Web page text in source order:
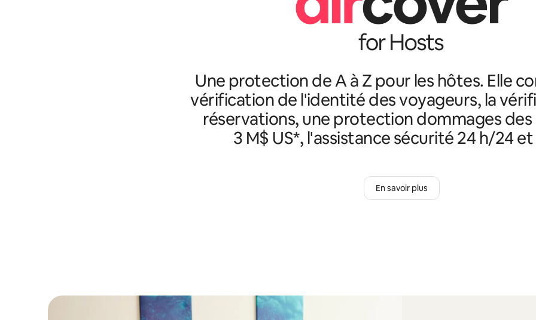
Une protection de A à Z pour les hôtes. Elle
vérification de l'identité des voyageurs, la
réservations, une protection dommages
3 M$ US*, l'assistance sécurité 24 h/24
En savoir plus